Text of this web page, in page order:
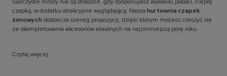
Siarczyste mrozy nie są straszne, gdy dysponujesz wysokiej jakości, ciepłą
czapką, w dodatku atrakcyjnie wyglądającą. Nasza hurtownia czapek
zimowych dostarcza szereg propozycji, dzięki którym możesz cieszyć się
ze skompletowania akcesoriów idealnych na najzimniejszą porę roku.
Czytaj więcej